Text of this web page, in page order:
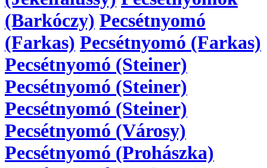
(Barkóczy) Pecsétnyomó
(Farkas) Pecsétnyomó (Farkas)
Pecsétnyomó (Steiner)
Pecsétnyomó (Steiner)
Pecsétnyomó (Steiner)
Pecsétnyomó (Városy)
Pecsétnyomó (Prohászka)